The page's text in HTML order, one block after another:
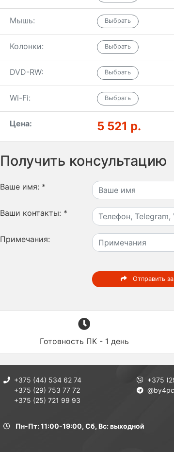
Мышь:
Колонки:
DVD-RW:
Wi-Fi:
Цена: 5 521 р.
Получить консультацию
Ваше имя: *
Ваши контакты: *
Примечания:
Отправить
Готовность ПК - 1 день
+375 (44) 534 62 74
+375 (29) 753 77 72
+375 (25) 721 99 93
+375
@by4pc
Пн-Пт: 11:00-19:00, Сб, Вс: выходной